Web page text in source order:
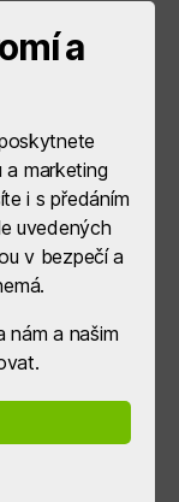
a
a marketing
i s předáním
uvedených
v bezpečí a
nám a našim